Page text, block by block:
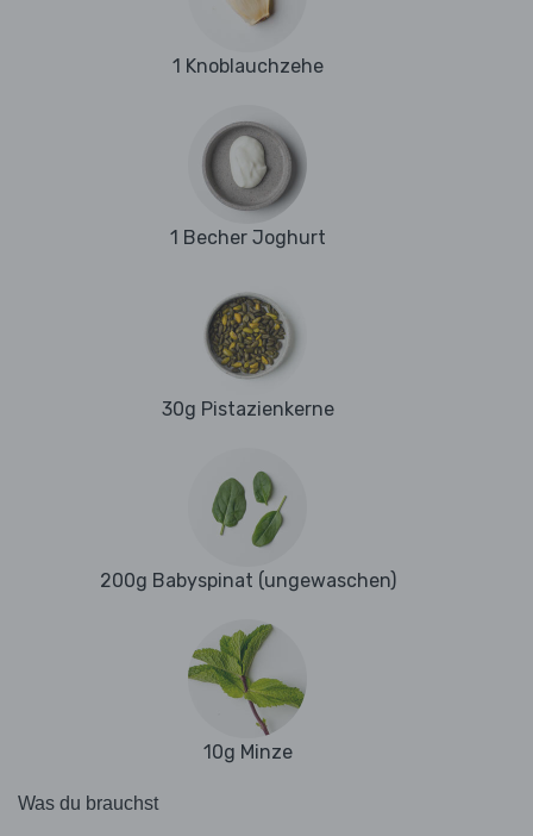
1 Knoblauchzehe
1 Becher Joghurt
30g Pistazienkerne
200g Babyspinat (ungewaschen)
10g Minze
Was du brauchst